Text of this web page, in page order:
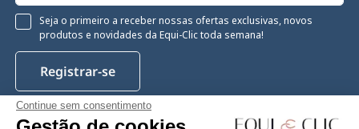
Continue sem consentimento
Seja o primeiro a receber nossas ofertas exclusivas, novos
produtos e novidades da Equi-Clic toda semana!
Registrar-se